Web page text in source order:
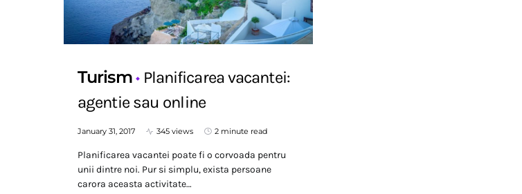
Turism
Planificarea vacantei:
agentie sau online
January 31, 2017 345 views 2 minute read
Planificarea vacantei poate fi o corvoada pentru
unii dintre noi. Pur si simplu, exista persoane
carora aceasta activitate…